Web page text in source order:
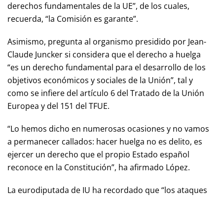
derechos fundamentales de la UE”, de los cuales,
recuerda, “la Comisión es garante”.
Asimismo, pregunta al organismo presidido por Jean-
Claude Juncker si considera que el derecho a huelga
“es un derecho fundamental para el desarrollo de los
objetivos económicos y sociales de la Unión”, tal y
como se infiere del artículo 6 del Tratado de la Unión
Europea y del 151 del TFUE.
“Lo hemos dicho en numerosas ocasiones y no vamos
a permanecer callados: hacer huelga no es delito, es
ejercer un derecho que el propio Estado español
reconoce en la Constitución”, ha afirmado López.
La eurodiputada de IU ha recordado que “los ataques